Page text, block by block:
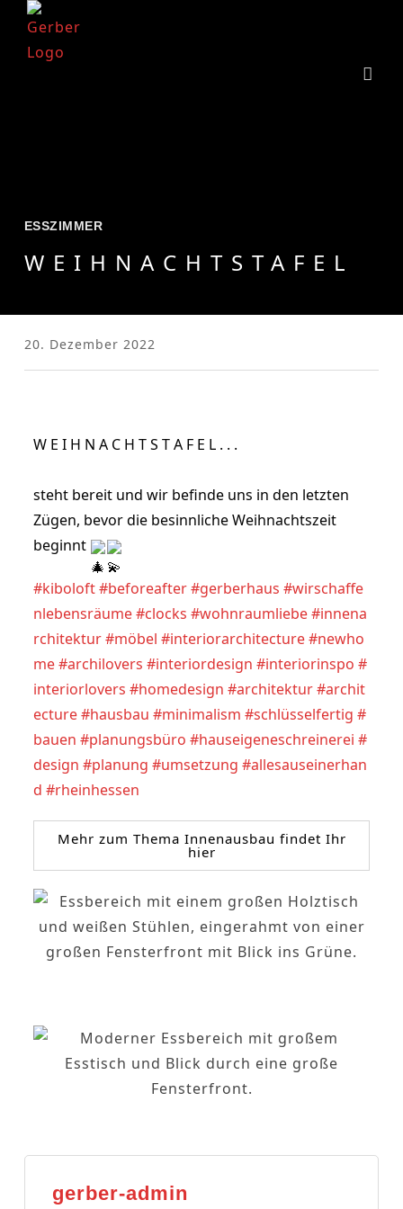
ESSZIMMER
WEIHNACHTSTAFEL
20. Dezember 2022
W E I H N A C H T S T A F E L . . .
steht bereit und wir befinde uns in den letzten
Zügen, bevor die besinnliche Weihnachtszeit
beginnt
#kiboloft#beforeafter#gerberhaus #wirschaffe
nlebensräume#clocks #wohnraumliebe#innena
rchitektur#möbel #interiorarchitecture#newho
me#archilovers #interiordesign #interiorinspo #
interiorlovers #homedesign #architektur#archit
ecture#hausbau #minimalism #schlüsselfertig #
bauen #planungsbüro #hauseigeneschreinerei #
design #planung #umsetzung #allesauseinerhan
d #rheinhessen
Mehr zum Thema Innenausbau findet Ihr
hier
gerber-admin